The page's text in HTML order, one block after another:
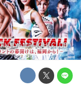
FUJIYAMAFIGHTCLUB